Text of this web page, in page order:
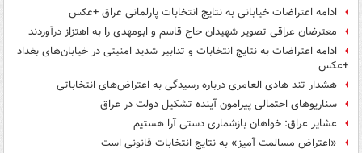
ادامه اعتراضات خیابانی به نتایج انتخابات پارلمانی عراق +عکس
معترضان عراقی تصویر شهیدان حاج قاسم و ابومهدی را به اهتزاز درآوردند
ادامه اعتراضات به نتایج انتخابات و تدابیر شدید امنیتی در خیابان‌های بغداد
+عکس
هشدار تند هادی العامری درباره رسیدگی به اعتراض‌های انتخاباتی
سناریوهای احتمالی پیرامون آینده تشکیل دولت در عراق
عشایر عراق: خواهان بازشماری دستی آرا هستیم
«اعتراض مسالمت آمیز» به نتایج انتخابات قانونی است